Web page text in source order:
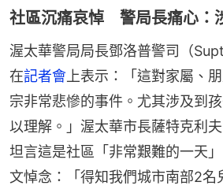
社區沉痛哀悼 警局長痛心：
渥太華警局局長鄧洛普警司（
在記者會 上表示：「這對家屬、
宗非常悲慘的事件。尤其涉及到
以理解。」渥太華市長薩特克利
坦言這是社區「非常艱難的一天
文悼念：「得知我們城市南部2名